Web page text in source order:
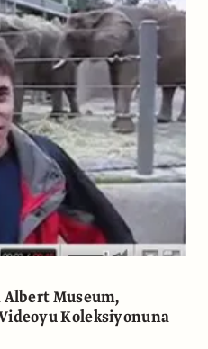
Albert Museum,
Koleksiyonuna